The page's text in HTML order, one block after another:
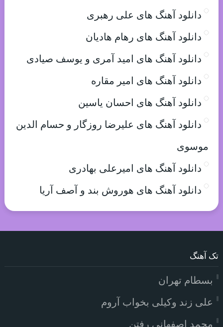
دانلود آهنگ های علی رهبری
دانلود آهنگ های رهام هادیان
دانلود آهنگ های امید آمری و یوسف صیادی
دانلود آهنگ های امیر مقاره
دانلود آهنگ های احسان یاسین
دانلود آهنگ های علیرضا روزگار و حسام الدین
موسوی
دانلود آهنگ های امیرعلی بهادری
دانلود آهنگ های هوروش بند و آصف آریا
تک آهنگ
بسطام تهران
علی زند وکیلی بخواب آروم
محمد اصفهانی رفتن